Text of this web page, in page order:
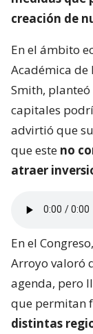
creación de
En el ámbito
Académica de
Smith,
capitales
advirtió que
que este no
atraer
En el
Arroyo valoró
agenda, pero
que permitan
distintas